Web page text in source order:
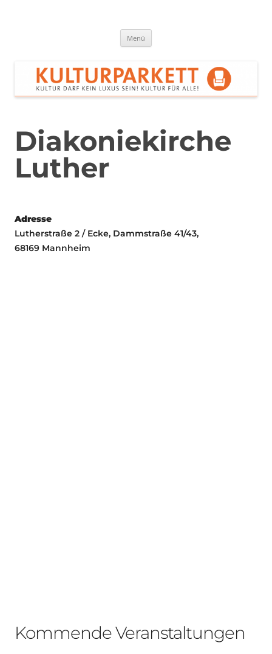
Menü
Diakoniekirche
Luther
Adresse
Lutherstraße 2 / Ecke, Dammstraße 41/43,
68169 Mannheim
Kommende Veranstaltungen